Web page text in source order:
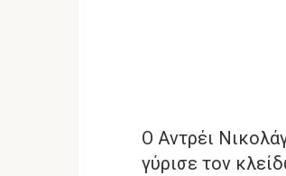
Ο Αντρέι
γύρισε τον